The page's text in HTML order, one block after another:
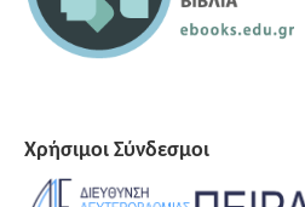
Χρήσιμοι Σύνδεσμοι